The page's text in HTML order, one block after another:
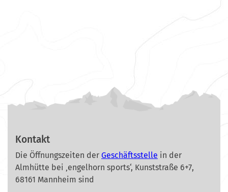
Kontakt
Die Öffnungszeiten der Geschäftsstelle in der
Almhütte bei ‚engelhorn sports‘, Kunststraße 6+7,
68161 Mannheim sind